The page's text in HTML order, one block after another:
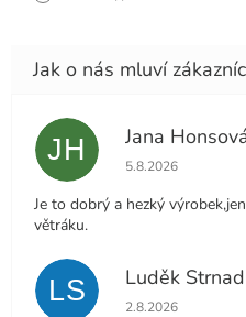
JH Jana
Hodnocení
5.8.2026
Je to dobrý a hezký
větráku.
LS Luděk Strnad
Hodnocení
2.8.2026